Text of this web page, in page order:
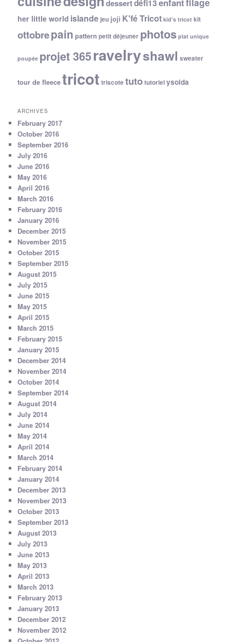
dessertdéfi13
her little world islande jeu joji K'fé Tricot kid's tricot kit
ottobrepain pattern petit déjeuner photos plat unique
poupée projet 365ravelryshawl sweater
tour de fleecetricot triscote tutotutorielysolda
ARCHIVES
February 2017
October 2016
September 2016
July 2016
June 2016
May 2016
April 2016
March 2016
February 2016
January 2016
December 2015
November 2015
October 2015
September 2015
August 2015
July 2015
June 2015
May 2015
April 2015
March 2015
February 2015
January 2015
December 2014
November 2014
October 2014
September 2014
August 2014
July 2014
June 2014
May 2014
April 2014
March 2014
February 2014
January 2014
December 2013
November 2013
October 2013
September 2013
August 2013
July 2013
June 2013
May 2013
April 2013
March 2013
February 2013
January 2013
December 2012
November 2012